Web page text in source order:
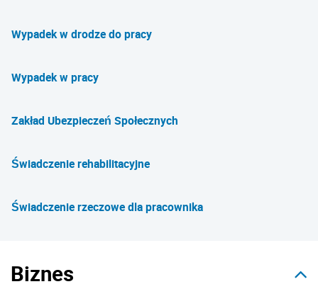
Wypadek w drodze do pracy
Wypadek w pracy
Zakład Ubezpieczeń Społecznych
Świadczenie rehabilitacyjne
Świadczenie rzeczowe dla pracownika
Biznes